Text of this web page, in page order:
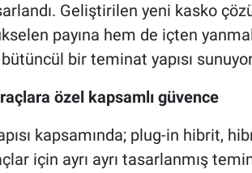
Geliştirilen yeni kasko
payına hem de içten
bir teminat yapısı
özel kapsamlı güvence
kapsamında; plug-in hibrit,
için ayrı ayrı tasarlanmış